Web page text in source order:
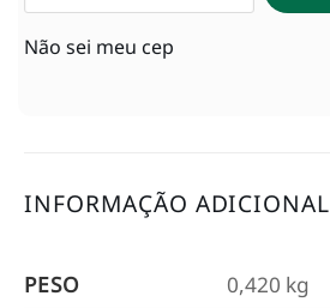
Não sei meu cep
INFORMAÇÃO ADICIONAL
PESO
0,420 kg